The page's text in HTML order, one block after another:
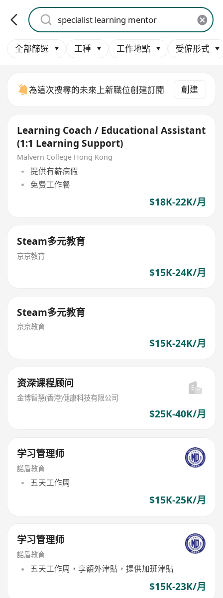
全部篩選 工種 工作地點 受僱形式
為這次搜尋的未來上新職位創建訂閱 創建
Learning Coach / Educational Assistant
(1:1 Learning Support)
Malvern College Hong Kong
提供有薪病假
免费工作餐
$18K-22K/月
Steam多元教育
京京教育
$15K-24K/月
Steam多元教育
京京教育
$15K-24K/月
资深课程顾问
金博智慧(香港)健康科技有限公司
$25K-40K/月
学习管理师
諾盾教育
五天工作周
$15K-25K/月
学习管理师
諾盾教育
五天工作周，享額外津貼，提供加班津貼
$15K-23K/月